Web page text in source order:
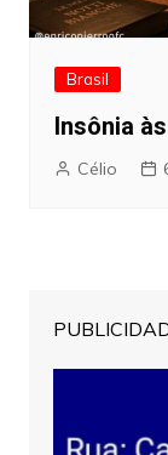
Brasil
Insônia
Célio